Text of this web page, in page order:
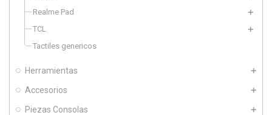
Realme Pad
TCL
Tactiles genericos
Herramientas
Accesorios
Piezas Consolas